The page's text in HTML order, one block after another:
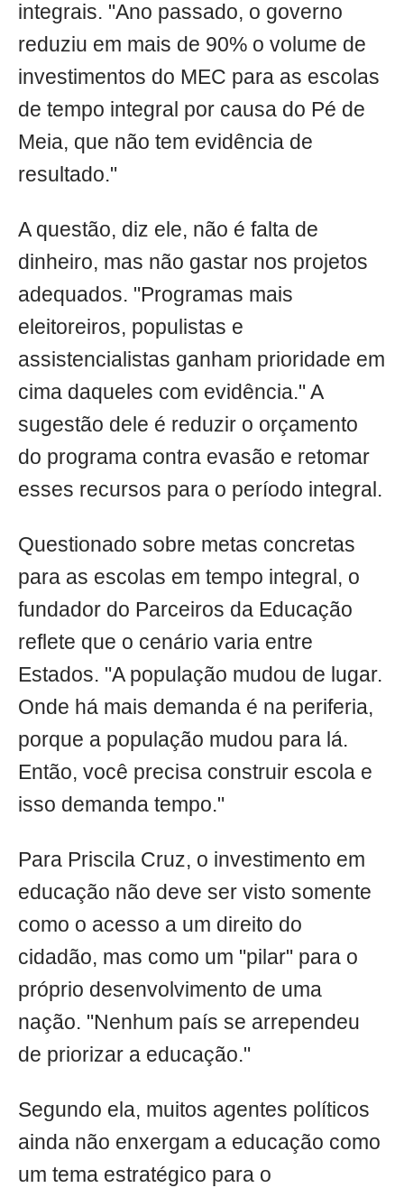
integrais. "Ano passado, o governo
reduziu em mais de 90% o volume de
investimentos do MEC para as escolas
de tempo integral por causa do Pé de
Meia, que não tem evidência de
resultado."
A questão, diz ele, não é falta de
dinheiro, mas não gastar nos projetos
adequados. "Programas mais
eleitoreiros, populistas e
assistencialistas ganham prioridade em
cima daqueles com evidência." A
sugestão dele é reduzir o orçamento
do programa contra evasão e retomar
esses recursos para o período integral.
Questionado sobre metas concretas
para as escolas em tempo integral, o
fundador do Parceiros da Educação
reflete que o cenário varia entre
Estados. "A população mudou de lugar.
Onde há mais demanda é na periferia,
porque a população mudou para lá.
Então, você precisa construir escola e
isso demanda tempo."
Para Priscila Cruz, o investimento em
educação não deve ser visto somente
como o acesso a um direito do
cidadão, mas como um "pilar" para o
próprio desenvolvimento de uma
nação. "Nenhum país se arrependeu
de priorizar a educação."
Segundo ela, muitos agentes políticos
ainda não enxergam a educação como
um tema estratégico para o